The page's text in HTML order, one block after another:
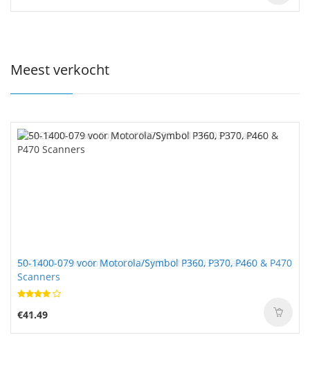
Meest verkocht
50-1400-079 voor Motorola/Symbol P360, P370, P460 & P470
Scanners
€41.49